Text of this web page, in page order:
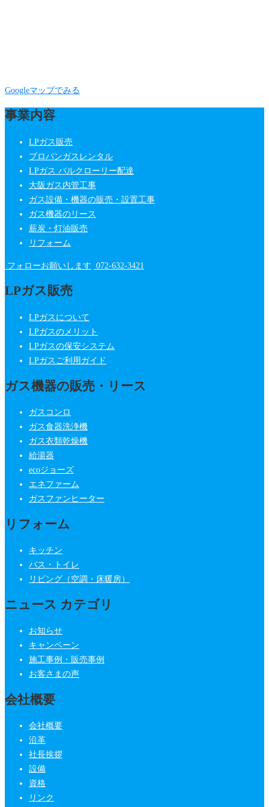
Googleマップでみる
事業内容
LPガス販売
プロパンガスレンタル
LPガス バルクローリー配達
大阪ガス内管工事
ガス設備・機器の販売・設置工事
ガス機器のリース
薪炭・灯油販売
リフォーム
フォローお願いします 072-632-3421
LPガス販売
LPガスについて
LPガスのメリット
LPガスの保安システム
LPガスご利用ガイド
ガス機器の販売・リース
ガスコンロ
ガス食器洗浄機
ガス衣類乾燥機
給湯器
ecoジョーズ
エネファーム
ガスファンヒーター
リフォーム
キッチン
バス・トイレ
リビング（空調・床暖房）
ニュース カテゴリ
お知らせ
キャンペーン
施工事例・販売事例
お客さまの声
会社概要
会社概要
沿革
社長挨拶
設備
資格
リンク